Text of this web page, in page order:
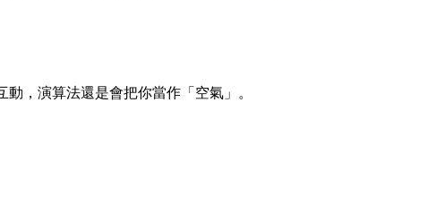
，演算法還是會把你當作「空氣」。